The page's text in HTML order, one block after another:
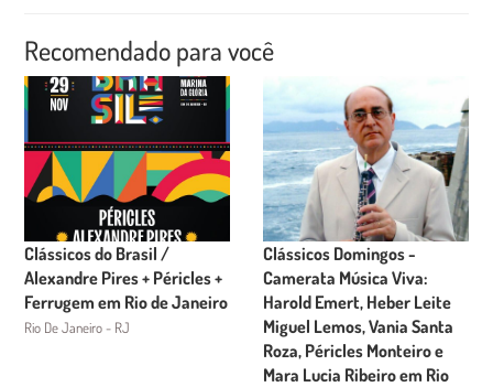
Recomendado para você
Clássicos do Brasil /
Alexandre Pires + Péricles +
Ferrugem em Rio de Janeiro
Rio De Janeiro - RJ
Clássicos Domingos -
Camerata Música Viva:
Harold Emert, Heber Leite
Miguel Lemos, Vania Santa
Roza, Péricles Monteiro e
Mara Lucia Ribeiro em Rio